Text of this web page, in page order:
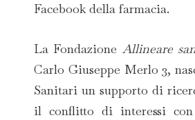
Facebook della farmacia.
La Fondazione Allineare
Carlo Giuseppe Merlo 3,
Sanitari un supporto di
il conflitto di interessi